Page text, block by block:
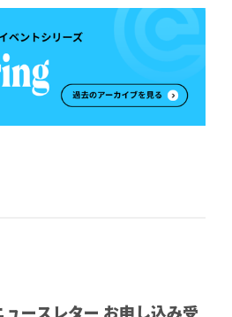
ースレター お申し込み受